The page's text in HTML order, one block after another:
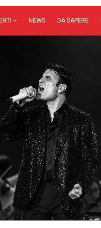
NEWS DA SAPERE